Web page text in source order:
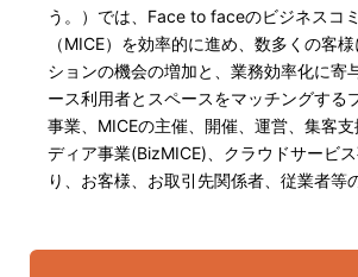
う。）では、Face to faceのビジネスコ
（MICE）を効率的に進め、数多くの客
ションの機会の増加と、業務効率化に寄
ース利用者とスペースをマッチングする
事業、MICEの主催、開催、運営、集客
ディア事業(BizMICE)、クラウドサービ
り、お客様、お取引先関係者、従業者等